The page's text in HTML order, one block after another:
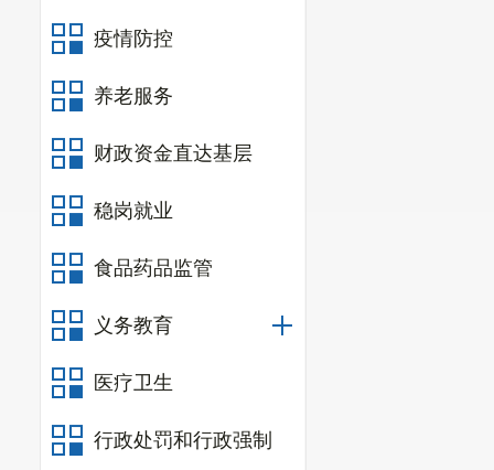
疫情防控
养老服务
财政资金直达基层
稳岗就业
食品药品监管
义务教育
医疗卫生
行政处罚和行政强制